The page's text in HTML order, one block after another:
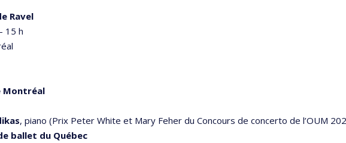
Ravel
15 h
Montréal
, piano (Prix Peter White et Mary Feher du Concours de concerto de l’OUM
ballet du Québec